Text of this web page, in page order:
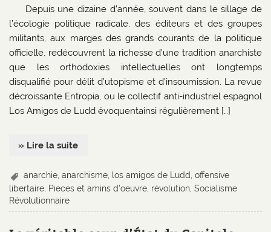
Depuis une dizaine d’année, souvent dans le sillage de
l’écologie politique radicale, des éditeurs et des groupes
militants, aux marges des grands courants de la politique
officielle, redécouvrent la richesse d’une tradition anarchiste
que les orthodoxies intellectuelles ont longtemps
disqualifié pour délit d’utopisme et d’insoumission. La revue
décroissante Entropia, ou le collectif anti-industriel espagnol
Los Amigos de Ludd évoquentainsi régulièrement […]
» Lire la suite
anarchie ,anarchisme los amigos de Ludd ,offensive
libertaire Pieces et amins d'oeuvre révolution ,Socialisme
Révolutionnaire